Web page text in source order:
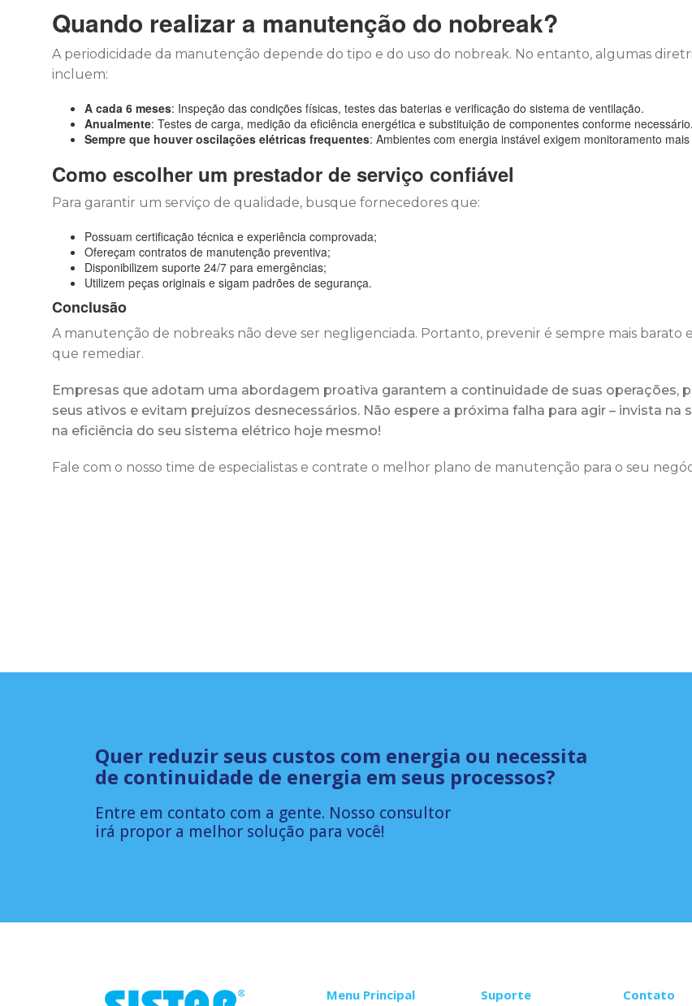
Quando realizar a manutenção do nobreak?
A periodicidade da manutenção depende do tipo e do uso do nobreak. No entanto, algumas
incluem:
A cada 6 meses: Inspeção das condições físicas, testes das baterias e verificação do sistema de ventilação.
Anualmente: Testes de carga, medição da eficiência energética e substituição de componentes conforme necessário.
Sempre que houver oscilações elétricas frequentes: Ambientes com energia instável exigem monitoramento
Como escolher um prestador de serviço confiável
Para garantir um serviço de qualidade, busque fornecedores que:
Possuam certificação técnica e experiência comprovada;
Ofereçam contratos de manutenção preventiva;
Disponibilizem suporte 24/7 para emergências;
Utilizem peças originais e sigam padrões de segurança.
Conclusão
A manutenção de nobreaks não deve ser negligenciada. Portanto, prevenir é sempre mais barato
que remediar.
Empresas que adotam uma abordagem proativa garantem a continuidade de suas operações,
seus ativos e evitam prejuízos desnecessários. Não espere a próxima falha para agir – invista na
na eficiência do seu sistema elétrico hoje mesmo!
Fale com o nosso time de especialistas e contrate o melhor plano de manutenção para o seu
Quer reduzir seus custos com energia ou necessita
de continuidade de energia em seus processos?
Entre em contato com a gente. Nosso consultor
irá propor a melhor solução para você!
Menu Principal Suporte Contato